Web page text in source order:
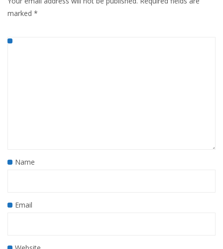
marked *
Name
Email